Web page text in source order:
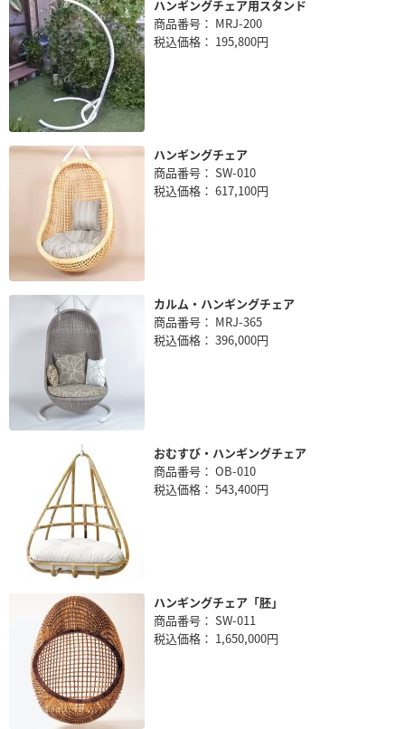
ハンギングチェア用スタンド
商品番号： MRJ-200
税込価格： 195,800円
ハンギングチェア
商品番号： SW-010
税込価格： 617,100円
カルム・ハンギングチェア
商品番号： MRJ-365
税込価格： 396,000円
おむすび・ハンギングチェア
商品番号： OB-010
税込価格： 543,400円
ハンギングチェア「胚」
商品番号： SW-011
税込価格： 1,650,000円